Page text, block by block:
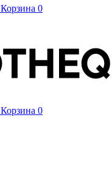
Корзина 0
Корзина 0